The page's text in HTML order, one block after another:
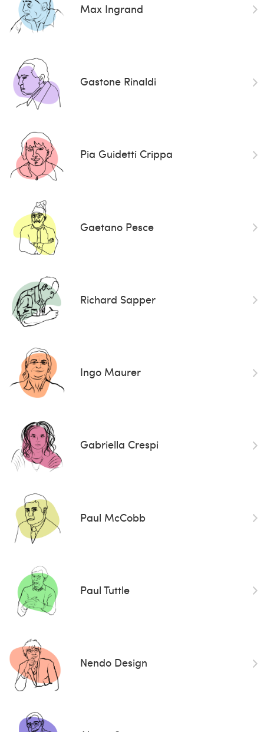
Max Ingrand
Gastone Rinaldi
Pia Guidetti Crippa
Gaetano Pesce
Richard Sapper
Ingo Maurer
Gabriella Crespi
Paul McCobb
Paul Tuttle
Nendo Design